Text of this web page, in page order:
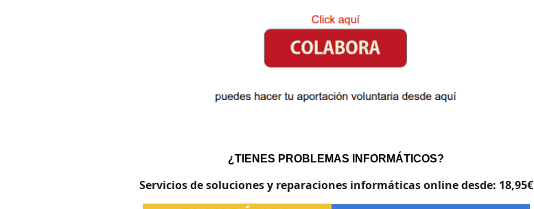
¿TIENES PROBLEMAS INFORMÁTICOS?
Servicios de soluciones y reparaciones informáticas online desde: 18,95€